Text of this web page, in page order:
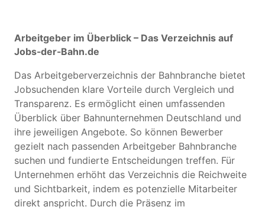
Arbeitgeber im Überblick – Das Verzeichnis auf
Jobs-der-Bahn.de
Das Arbeitgeberverzeichnis der Bahnbranche bietet
Jobsuchenden klare Vorteile durch Vergleich und
Transparenz. Es ermöglicht einen umfassenden
Überblick über Bahnunternehmen Deutschland und
ihre jeweiligen Angebote. So können Bewerber
gezielt nach passenden Arbeitgeber Bahnbranche
suchen und fundierte Entscheidungen treffen. Für
Unternehmen erhöht das Verzeichnis die Reichweite
und Sichtbarkeit, indem es potenzielle Mitarbeiter
direkt anspricht. Durch die Präsenz im